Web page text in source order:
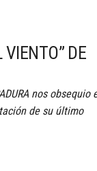
VIENTO” DE
nos obsequio
de su último